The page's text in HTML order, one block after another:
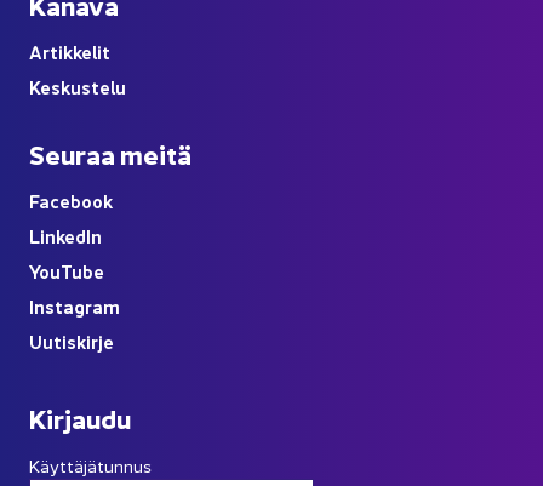
Ar­tik­ke­lit
Kes­kus­te­lu
Seu­raa meitä
Face­book
Lin­ke­dIn
YouTube
Ins­ta­gram
Uu­tis­kir­je
Kir­jau­du
Käyttäjätunnus